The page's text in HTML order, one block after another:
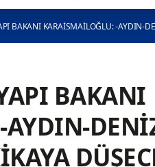
BAKANI KARAİSMAİLOĞLU: -AYDIN-
BAKANI
AYDIN-